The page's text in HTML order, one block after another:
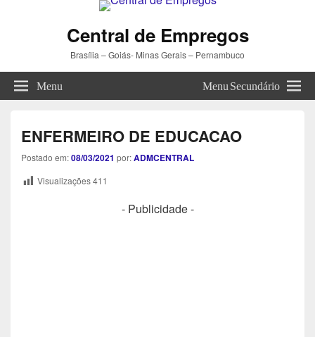
Central de Empregos
Brasília – Goiás- Minas Gerais – Pernambuco
Menu Menu Secundário
ENFERMEIRO DE EDUCACAO
Postado em:08/03/2021 por:ADMCENTRAL
Visualizações411
- Publicidade -